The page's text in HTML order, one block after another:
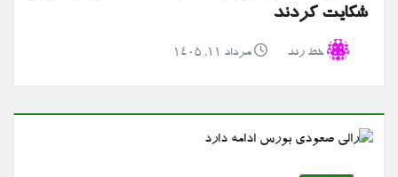
شکایت کردند
خط رند مرداد ۱۱, ۱۴۰۵